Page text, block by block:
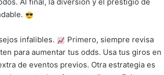
infalibles.
Primero, siempre revisa
para aumentar tus odds. Usa tus giros en
de eventos previos. Otra estrategia es